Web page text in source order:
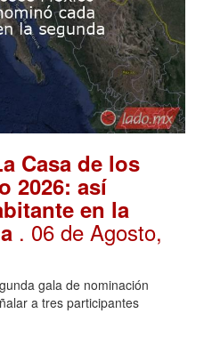
Casa de los
2026: así
en la
. 06 de Agosto,
gala de nominación
a tres participantes